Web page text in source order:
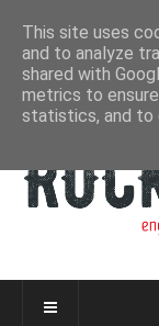
This site uses
and to analyze
shared with
metrics to
statistics, and to